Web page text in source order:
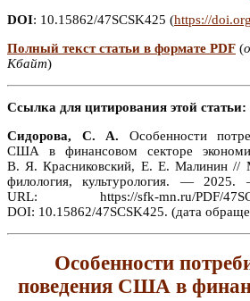
DOI: 10.15862/47SCSK425 (https://
Полный текст статьи в формате PDF (
Кбайт)
Ссылка для цитирования этой статьи:
Сидорова, С. А. Особенности
США в финансовом секторе
В. Я. Красниковский, Е. Е. Малинин //
филология, культурология. —
URL: https://sfk-mn.ru/PDF/
DOI: 10.15862/47SCSK425. (дата
Особенности
поведения США в